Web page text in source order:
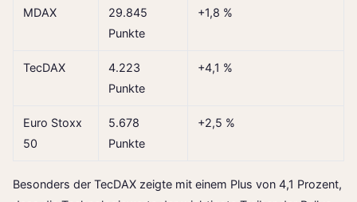
MDAX
29.845
Punkte
+1,8 %
TecDAX
4.223
Punkte
+4,1 %
Euro Stoxx
50
5.678
Punkte
+2,5 %
Besonders der TecDAX zeigte mit einem Plus von 4,1 Prozent,